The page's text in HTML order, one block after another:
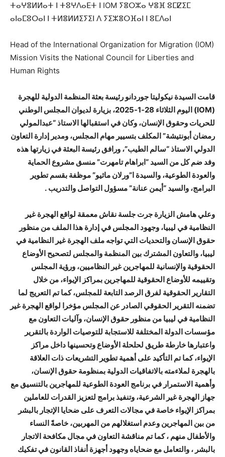
ⵜⴰⵖⴻⵍⵍⴰⵜ ⵏ ⵜⵓⵖⴷⴰⴹⵜ ⵏ IOM ⵢⴻⵔⵣⴰ ⵖⴻⴼ ⵓⵎⵇⵉⵎ
ⴰⵏⴰⵎⵓⵔⴰⵏ ⵏ ⵜⵍⴻⵍⵍⵉⵢⵉⵏ ⴷ ⵢⵉⵣⴻⵔⴼⴰⵏ ⵏ ⵓⵎⴷⴰⵏ
Head of the International Organization for Migration (IOM)
Mission Visits the National Council for Liberties and
Human Rights
قامت السيدة نيكوليتا جوردانو رئيسة بعثة المنظمة الدولية للهجرة
(IOM) اليوم الثلاثاء 28-1-2025، بزيارة لديوان المجلس الوطني
للحريات وحقوق الإنسان، وكان في استقبالها الاستاذ “عبدالمولي
رمضان أبونتيشة” المكلف بتسيير مهام المجلس، ومدير إدارة التعاون
الدولي الاستاذ “سالم الطيب”، ورافق رئيسة البعثة في زيارتها هذه
وفد ضم كل من السيد “ابراهام تامهرت” منسق مشروع الحماية
والعودة الطوعية، والسيدة ا”ورلان ماثيو” موظفة بقسم تطوير
البرامج، والسيد “أيمن عنانة” مسؤول التواصل والتدريب .
وعلي هامش الزيارة جرت جلسة نقاش معمقة لواقع الهجرة غير
النظامية في ليبيا، وجهود المجلس في إدارة هذا الملف من منظور
حقوق الإنسان والتحديات التي تواجه ملف الهجرة غير النظامية في
ليبيا، والتعاون المشترك بين المنظمة والمجلس لتصحيح الأوضاع
الحقوقية والإنسانية للمهاجرين غير النظاميين، ورؤية المجلس
وتقييمه للأوضاع الحقوقية للمهاجرين بمراكز الإيواء، من خلال
التقارير الحقوقية لفرق الرصد التابعة للمجلس، كما تم التعريج لما
تضمنه التقرير الحقوقي الصادر عن المجلس مؤخرا لواقع الهجرة غير
النظامية في ليبيا من منظور حقوق الإنسان، وآليات التعاون مع
مؤسسات الدولة المختلفة للاستجابة للتوصيات الواردة بالتقرير
واعتبارها خارطة طريق لحلحلة الأوضاع وتحسينها داخل مراكز
الإيواء، كما تم التأكيد على أهمية تطوير التشريعات ذات العلاقة
بالهجرة لملاءمته بالاتفاقيات الدولية بمنظومة حقوق الإنسان،
وأهمية الاستمرار في برنامج العودة الطوعية للمهاجرين بالتنسيق مع
جهاز الهجرة غير الشرعية، وتنفيذ برامج لتعزيز القدرات للعاملين
بمراكز الإيواء خاصة في مجالات التعرف على ضحايا الإتجار بالبشر
من بين المهاجرين وعدم استغلالهم من المهربين، خاصةً النساء
والأطفال منهم ، كما تم مناقشة التعاون في مجال مكافحة الاتجار
بالبشر ، والتعامل مع ضحاياه وجهود أجهزة أنفاذ القانون في تفكيك